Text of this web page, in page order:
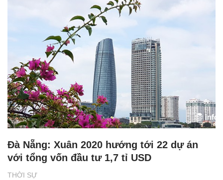
THỜI SỰ
Đà Nẵng: Xuân 2020 hướng tới 22 dự án
với tổng vốn đầu tư 1,7 tỉ USD